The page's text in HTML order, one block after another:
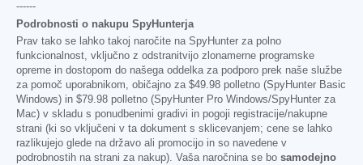
------
Podrobnosti o nakupu SpyHunterja
Prav tako se lahko takoj naročite na SpyHunter za polno
funkcionalnost, vključno z odstranitvijo zlonamerne programske
opreme in dostopom do našega oddelka za podporo prek naše službe
za pomoč uporabnikom, običajno za $49.98 polletno (SpyHunter Basic
Windows) in $79.98 polletno (SpyHunter Pro Windows/SpyHunter za
Mac) v skladu s ponudbenimi gradivi in pogoji registracije/nakupne
strani (ki so vključeni v ta dokument s sklicevanjem; cene se lahko
razlikujejo glede na državo ali promocijo in so navedene v
podrobnostih na strani za nakup). Vaša naročnina se bo samodejno